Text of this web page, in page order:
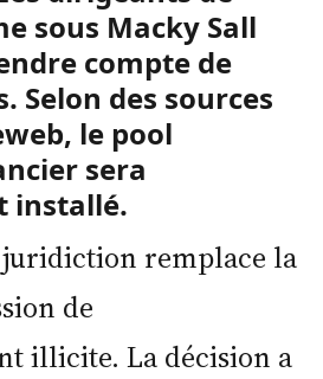
sous Macky Sall
compte de
Selon des sources
le pool
sera
installé.
remplace la
de
illicite. La décision a